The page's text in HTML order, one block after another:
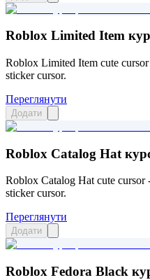
Roblox Limited Item
Roblox Limited Item cute
sticker cursor.
Переглянути
Додати
Roblox Catalog Hat
Roblox Catalog Hat cute
sticker cursor.
Переглянути
Додати
Roblox Fedora Black